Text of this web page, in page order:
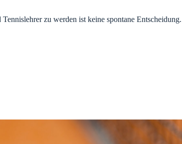
zu werden ist keine spontane Entscheidung.